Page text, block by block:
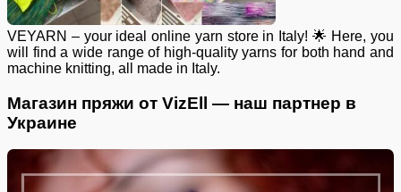
VEYARN – your ideal online yarn store in Italy! 🌟 Here, you
will find a wide range of high-quality yarns for both hand and
machine knitting, all made in Italy.
Магазин пряжи от VizEll — наш партнер в
Украине